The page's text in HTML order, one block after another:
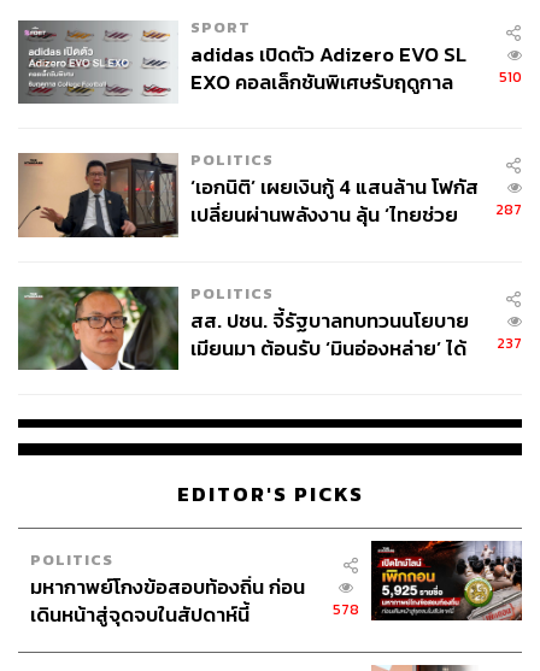
SPORT
adidas เปิดตัว Adizero EVO SL
EXO คอลเล็กชันพิเศษรับฤดูกาล
510
POLITICS
‘เอกนิติ’ เผยเงินกู้ 4 แสนล้าน โฟกัส
เปลี่ยนผ่านพลังงาน ลุ้น ‘ไทยช่วย
287
POLITICS
สส. ปชน. จี้รัฐบาลทบทวนนโยบาย
เมียนมา ต้อนรับ ‘มินอ่องหล่าย’ ได้
237
EDITOR'S PICKS
POLITICS
มหากาพย์โกงข้อสอบท้องถิ่น ก่อน
เดินหน้าสู่จุดจบในสัปดาห์นี้
578